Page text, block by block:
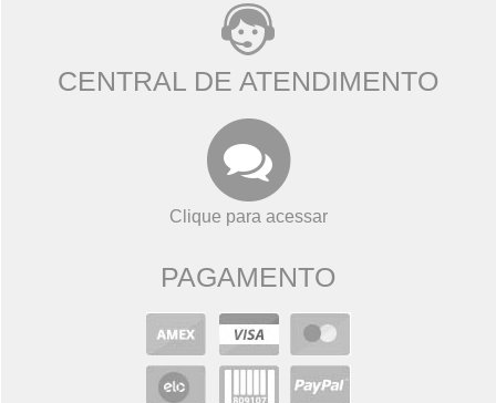
CENTRAL DE ATENDIMENTO
Clique para acessar
PAGAMENTO